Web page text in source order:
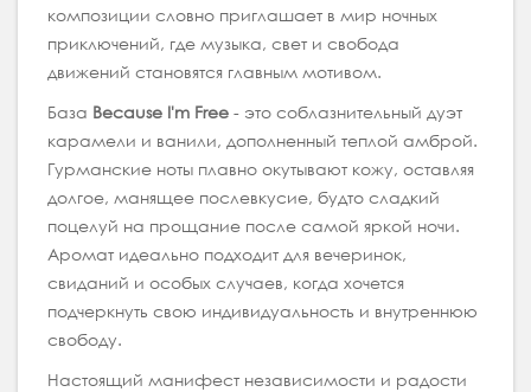
композиции словно приглашает в мир ночных
приключений, где музыка, свет и свобода
движений становятся главным мотивом.
База Because I'm Free - это соблазнительный дуэт
карамели и ванили, дополненный теплой амброй.
Гурманские ноты плавно окутывают кожу, оставляя
долгое, манящее послевкусие, будто сладкий
поцелуй на прощание после самой яркой ночи.
Аромат идеально подходит для вечеринок,
свиданий и особых случаев, когда хочется
подчеркнуть свою индивидуальность и внутреннюю
свободу.
Настоящий манифест независимости и радости